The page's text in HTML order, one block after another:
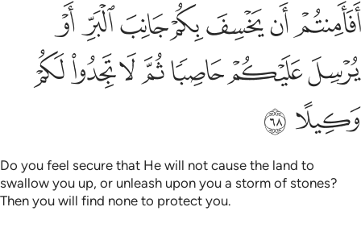
افامنتم ان يخسف بكم جانب البر او يرسل عليكم حاصبا ثم لا تجدوا لكم
أَفَأَمِنتُمْ أَن يَخْسِفَ بِكُمْ جَانِبَ ٱلْبَرِّ أَوْ يُرْسِلَ عَلَيْكُمْ حَاصِبًۭا ثُمَّ لَا
ﱖﱗﱘﱙﱚﱛﱜ
ﱝﱞﱟﱠﱡﱢﱣ
ﱤ ﱥ
Do you feel secure that He will not cause the land to
swallow you up, or unleash upon you a storm of stones?
Then you will find none to protect you.